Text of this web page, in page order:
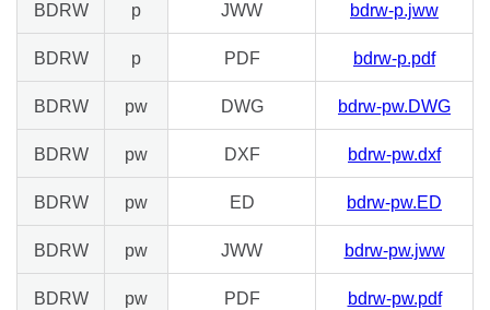
BDRW p JWW bdrw-p.jww
BDRW p PDF bdrw-p.pdf
BDRW pw DWG bdrw-pw.DWG
BDRW pw DXF bdrw-pw.dxf
BDRW pw ED bdrw-pw.ED
BDRW pw JWW bdrw-pw.jww
BDRW pw PDF bdrw-pw.pdf